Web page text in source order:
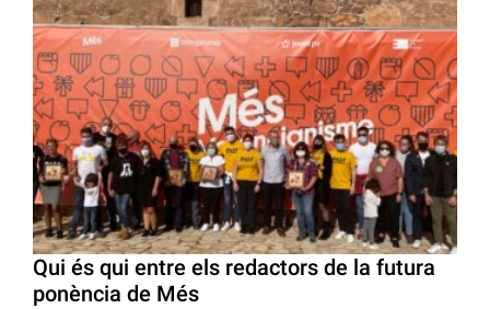
Qui és qui entre els redactors de la futura
ponència de Més